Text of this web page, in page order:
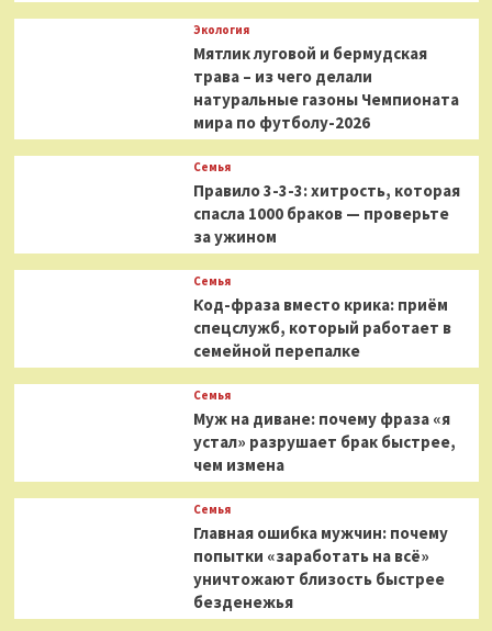
Экология
Мятлик луговой и бермудская
трава – из чего делали
натуральные газоны Чемпионата
мира по футболу-2026
Семья
Правило 3-3-3: хитрость, которая
спасла 1000 браков — проверьте
за ужином
Семья
Код-фраза вместо крика: приём
спецслужб, который работает в
семейной перепалке
Семья
Муж на диване: почему фраза «я
устал» разрушает брак быстрее,
чем измена
Семья
Главная ошибка мужчин: почему
попытки «заработать на всё»
уничтожают близость быстрее
безденежья